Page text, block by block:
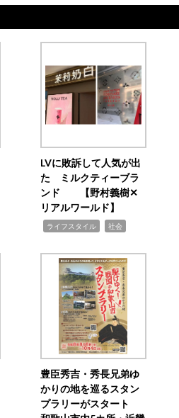
LVに敗訴して人気が出
た ミルクティーブラ
ンド 【野村義樹✕
リアルワールド】
ライフスタイル 社会
豊臣秀吉・秀長兄弟ゆ
かりの地を巡るスタン
プラリーがスタート